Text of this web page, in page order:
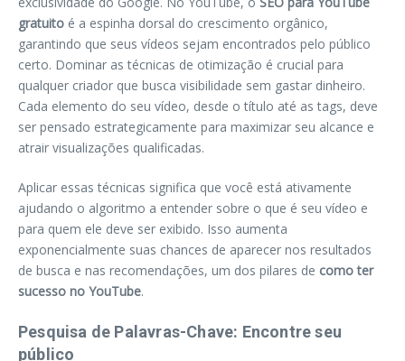
gratuito é a espinha dorsal do crescimento orgânico,
garantindo que seus vídeos sejam encontrados pelo público
certo. Dominar as técnicas de otimização é crucial para
qualquer criador que busca visibilidade sem gastar dinheiro.
Cada elemento do seu vídeo, desde o título até as tags, deve
ser pensado estrategicamente para maximizar seu alcance e
atrair visualizações qualificadas.
Aplicar essas técnicas significa que você está ativamente
ajudando o algoritmo a entender sobre o que é seu vídeo e
para quem ele deve ser exibido. Isso aumenta
exponencialmente suas chances de aparecer nos resultados
de busca e nas recomendações, um dos pilares de como ter
sucesso no YouTube.
Pesquisa de Palavras-Chave: Encontre seu
público